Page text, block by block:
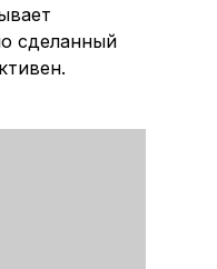
сделанный